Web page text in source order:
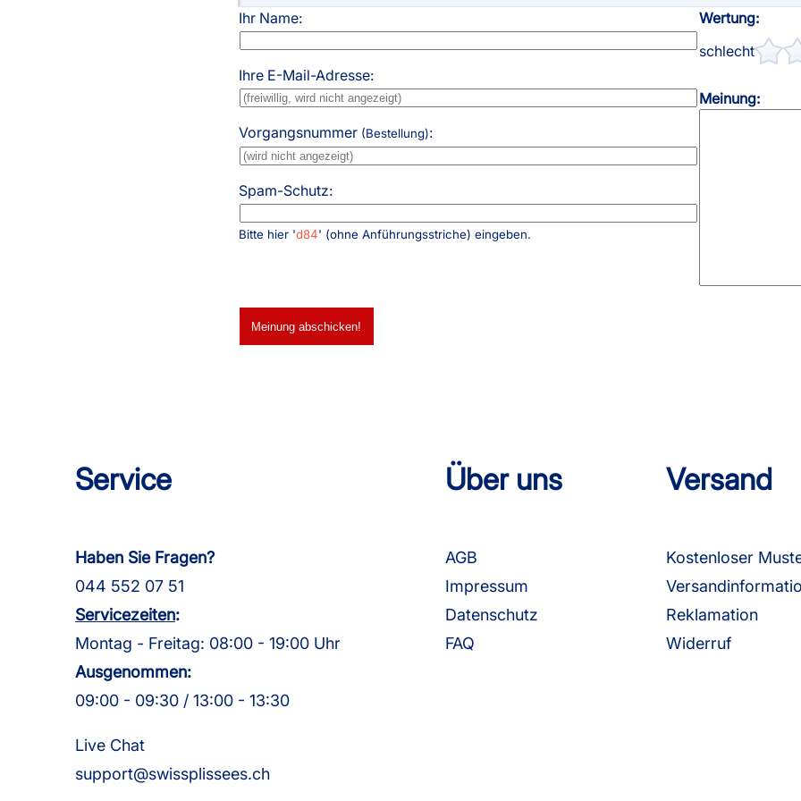
Wertung:
schlecht
Meinung:
Ihr Name:
Ihre E-Mail-Adresse:
Vorgangsnummer (Bestellung):
Spam-Schutz:
Bitte hier 'd84' (ohne Anführungsstriche) eingeben.
Service
Haben Sie Fragen?
044 552 07 51
Servicezeiten:
Montag - Freitag: 08:00 - 19:00 Uhr
Ausgenommen:
09:00 - 09:30 / 13:00 - 13:30
Live Chat
support@swissplissees.ch
Über uns
AGB
Impressum
Datenschutz
FAQ
Versand
Kostenloser
Reklamation
Widerruf